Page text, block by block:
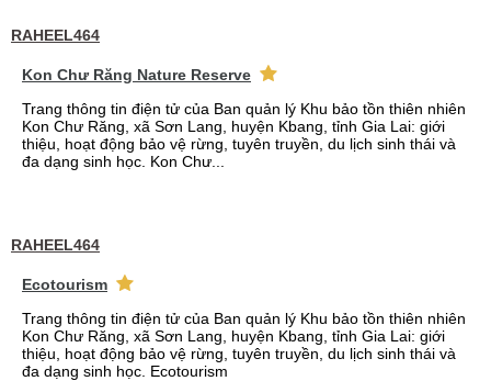
RAHEEL464
Kon Chư Răng Nature Reserve
Trang thông tin điện tử của Ban quản lý Khu bảo tồn thiên nhiên
Kon Chư Răng, xã Sơn Lang, huyện Kbang, tỉnh Gia Lai: giới
thiệu, hoạt động bảo vệ rừng, tuyên truyền, du lịch sinh thái và
đa dạng sinh học. Kon Chư...
RAHEEL464
Ecotourism
Trang thông tin điện tử của Ban quản lý Khu bảo tồn thiên nhiên
Kon Chư Răng, xã Sơn Lang, huyện Kbang, tỉnh Gia Lai: giới
thiệu, hoạt động bảo vệ rừng, tuyên truyền, du lịch sinh thái và
đa dạng sinh học. Ecotourism